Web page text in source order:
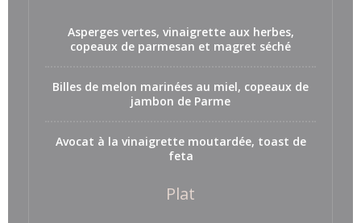
Asperges vertes, vinaigrette aux herbes,
copeaux de parmesan et magret séché
Billes de melon marinées au miel, copeaux de
jambon de Parme
Avocat à la vinaigrette moutardée, toast de
feta
Plat